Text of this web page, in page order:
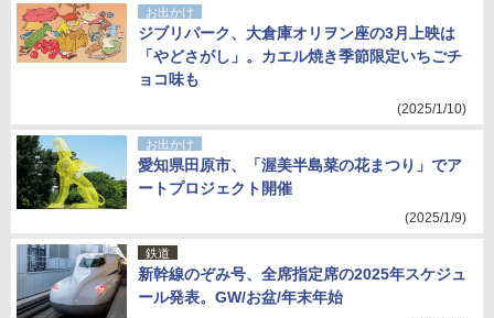
お出かけ
ジブリパーク、大倉庫オリヲン座の3月上映は
「やどさがし」。カエル焼き季節限定いちごチ
ョコ味も
(2025/1/10)
お出かけ
愛知県田原市、「渥美半島菜の花まつり」でア
ートプロジェクト開催
(2025/1/9)
鉄道
新幹線のぞみ号、全席指定席の2025年スケジュ
ール発表。GW/お盆/年末年始